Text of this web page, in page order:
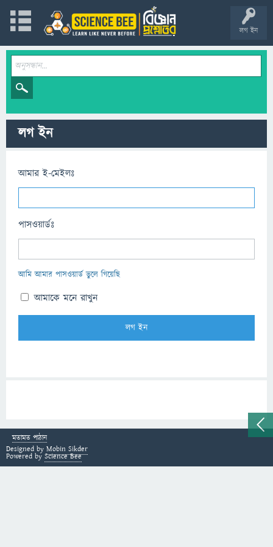
লগ ইন
লগ ইন
আমার ই-মেইলঃ
পাসওয়ার্ডঃ
আমি আমার পাসওয়ার্ড ভুলে গিয়েছি
আমাকে মনে রাখুন
মতামত পাঠান
Designed by Mobin Sikder
Powered by Science Bee